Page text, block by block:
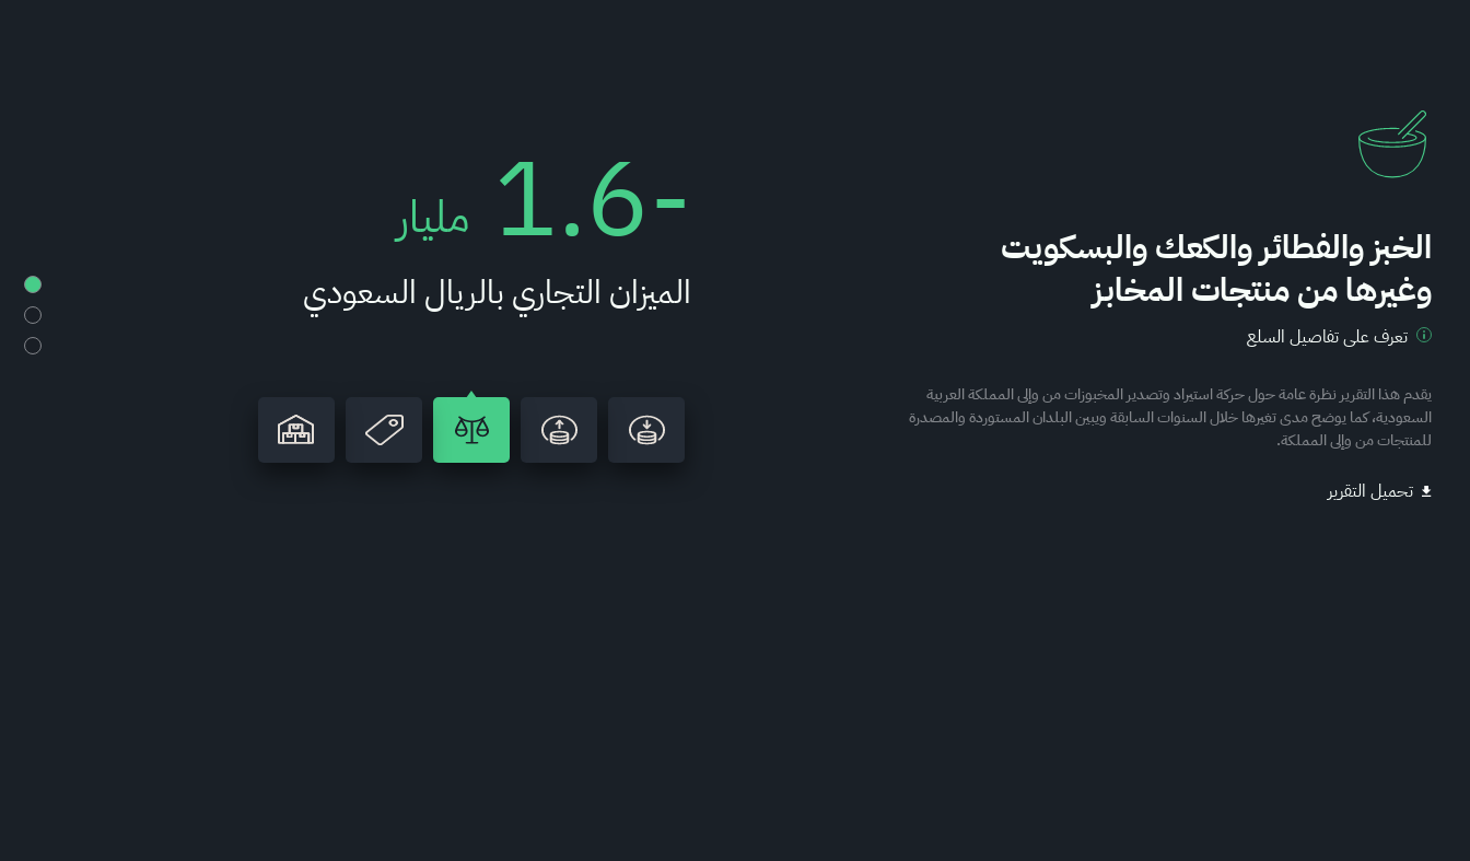
الخبز والفطائر والكعك والبسكويت
وغيرها من منتجات المخابز
تعرف على تفاصيل السلع
يقدم هذا التقرير نظرة عامة حول حركة استيراد وتصدير المخبوزات من وإلى المملكة العربية
السعودية، كما يوضح مدى تغيرها خلال السنوات السابقة ويبين البلدان المستوردة والمصدرة
للمنتجات من وإلى المملكة.
تحميل التقرير
السعودي
-1.6 مليار
الميزان التجاري بالريال السعودي